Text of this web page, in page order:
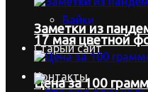
Байки
Старый сайт
Контакты
Заметки из
Цена за 100
17 мая цветной